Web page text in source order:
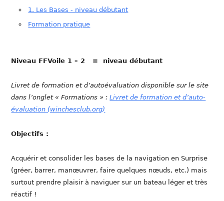
1. Les Bases - niveau débutant
Formation pratique
Niveau FFVoile 1 – 2 = niveau débutant
Livret de formation et d’autoévaluation disponible sur le site
dans l’onglet « Formations » :Livret de formation et d’auto-
évaluation (winchesclub.org)
Objectifs :
Acquérir et consolider les bases de la navigation en Surprise
(gréer, barrer, manœuvrer, faire quelques nœuds, etc.) mais
surtout prendre plaisir à naviguer sur un bateau léger et très
réactif !